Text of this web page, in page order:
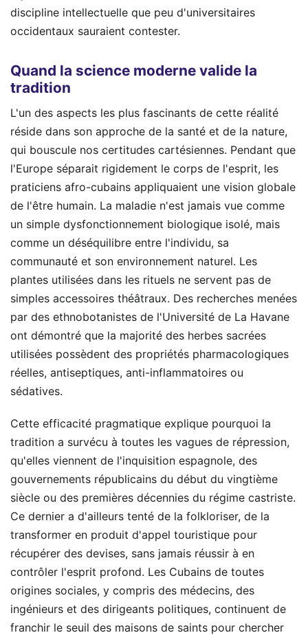
discipline intellectuelle que peu d'universitaires
occidentaux sauraient contester.
Quand la science moderne valide la
tradition
L'un des aspects les plus fascinants de cette réalité
réside dans son approche de la santé et de la nature,
qui bouscule nos certitudes cartésiennes. Pendant que
l'Europe séparait rigidement le corps de l'esprit, les
praticiens afro-cubains appliquaient une vision globale
de l'être humain. La maladie n'est jamais vue comme
un simple dysfonctionnement biologique isolé, mais
comme un déséquilibre entre l'individu, sa
communauté et son environnement naturel. Les
plantes utilisées dans les rituels ne servent pas de
simples accessoires théâtraux. Des recherches menées
par des ethnobotanistes de l'Université de La Havane
ont démontré que la majorité des herbes sacrées
utilisées possèdent des propriétés pharmacologiques
réelles, antiseptiques, anti-inflammatoires ou
sédatives.
Cette efficacité pragmatique explique pourquoi la
tradition a survécu à toutes les vagues de répression,
qu'elles viennent de l'inquisition espagnole, des
gouvernements républicains du début du vingtième
siècle ou des premières décennies du régime castriste.
Ce dernier a d'ailleurs tenté de la folkloriser, de la
transformer en produit d'appel touristique pour
récupérer des devises, sans jamais réussir à en
contrôler l'esprit profond. Les Cubains de toutes
origines sociales, y compris des médecins, des
ingénieurs et des dirigeants politiques, continuent de
franchir le seuil des maisons de saints pour chercher